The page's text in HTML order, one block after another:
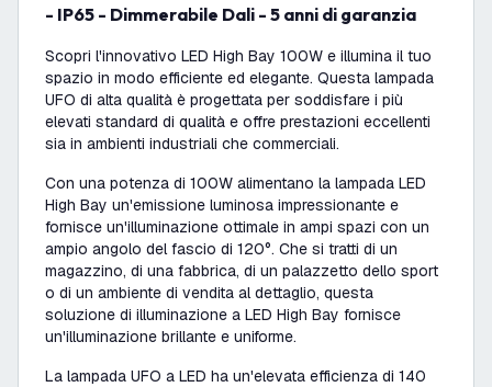
- IP65 - Dimmerabile Dali - 5 anni di garanzia
Scopri l'innovativo LED High Bay 100W e illumina il tuo
spazio in modo efficiente ed elegante. Questa lampada
UFO di alta qualità è progettata per soddisfare i più
elevati standard di qualità e offre prestazioni eccellenti
sia in ambienti industriali che commerciali.
Con una potenza di 100W alimentano la lampada LED
High Bay un'emissione luminosa impressionante e
fornisce un'illuminazione ottimale in ampi spazi con un
ampio angolo del fascio di 120°. Che si tratti di un
magazzino, di una fabbrica, di un palazzetto dello sport
o di un ambiente di vendita al dettaglio, questa
soluzione di illuminazione a LED High Bay fornisce
un'illuminazione brillante e uniforme.
La lampada UFO a LED ha un'elevata efficienza di 140